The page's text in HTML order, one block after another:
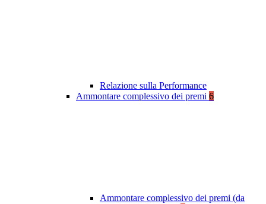
Relazione sulla Performance
Ammontare complessivo dei premi 6
Ammontare complessivo dei premi (da